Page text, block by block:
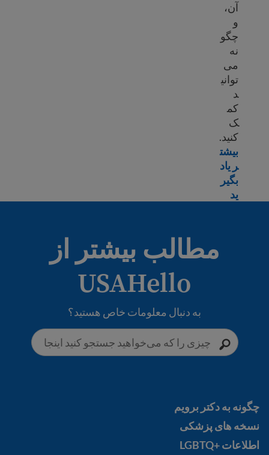
آن،
و
چگو
نه
می
توانی
د
کم
ک
کنید.
بیشت
ر یاد
بگیر
یدLearn more about Depression
مطالب بیشتر از
USAHello
به دنبال معلومات خاص هستید؟
چگونه به دکتر برویم
چگونه به دکتر برویم
نسخه های پزشکی
نسخه های پزشکی
اطلاعات +LGBTQ
اطلاعات +LGBTQ